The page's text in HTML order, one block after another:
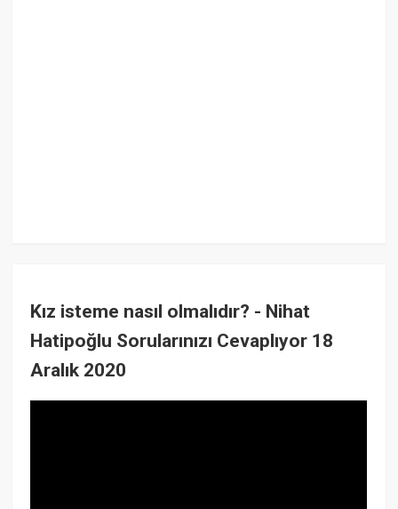
Kız isteme nasıl olmalıdır? - Nihat
Hatipoğlu Sorularınızı Cevaplıyor 18
Aralık 2020